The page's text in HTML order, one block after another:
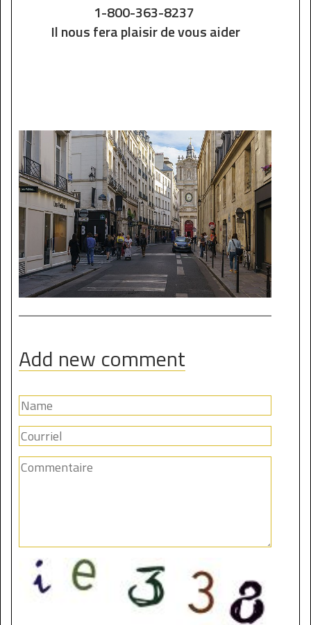
1-800-363-8237
Il nous fera plaisir de vous aider
Add new comment